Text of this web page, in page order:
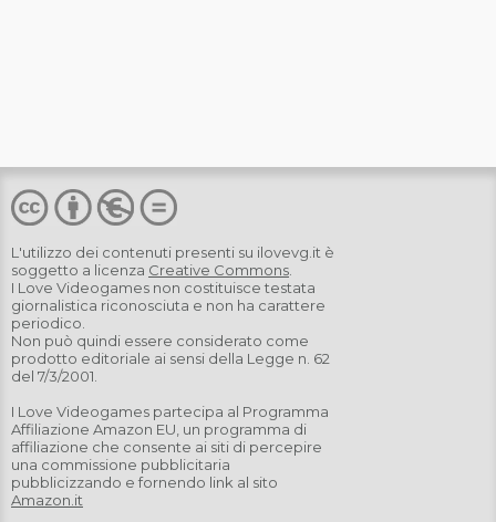
L'utilizzo dei contenuti presenti su ilovevg.it è
soggetto a licenza Creative Commons
I Love Videogames non costituisce testata
giornalistica riconosciuta e non ha carattere
periodico.
Non può quindi essere considerato come
prodotto editoriale ai sensi della Legge n. 62
del 7/3/2001.
I Love Videogames partecipa al Programma
Affiliazione Amazon EU, un programma di
affiliazione che consente ai siti di percepire
una commissione pubblicitaria
pubblicizzando e fornendo link al sito
Amazon.it